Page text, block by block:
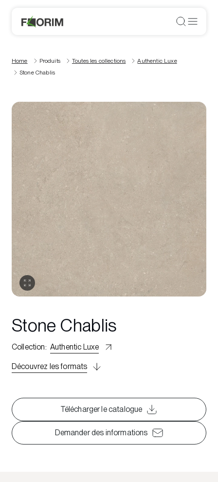
Home Produits Toutes les collections
Authentic Luxe
Stone Chablis
Stone Chablis
Collection: Authentic Luxe
Découvrez les formats
Télécharger le catalogue
Demander des informations